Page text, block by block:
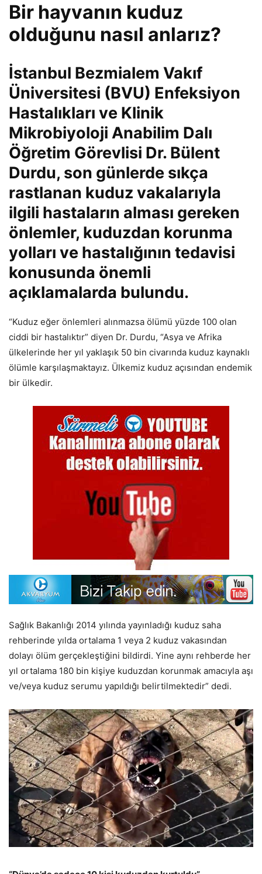
Bir hayvanın kuduz
olduğunu nasıl anlarız?
İstanbul Bezmialem Vakıf
Üniversitesi (BVU) Enfeksiyon
Hastalıkları ve Klinik
Mikrobiyoloji Anabilim Dalı
Öğretim Görevlisi Dr. Bülent
Durdu, son günlerde sıkça
rastlanan kuduz vakalarıyla
ilgili hastaların alması gereken
önlemler, kuduzdan korunma
yolları ve hastalığının tedavisi
konusunda önemli
açıklamalarda bulundu.
“Kuduz eğer önlemleri alınmazsa ölümü yüzde 100 olan
ciddi bir hastalıktır” diyen Dr. Durdu, “Asya ve Afrika
ülkelerinde her yıl yaklaşık 50 bin civarında kuduz kaynaklı
ölümle karşılaşmaktayız. Ülkemiz kuduz açısından endemik
bir ülkedir.
Sağlık Bakanlığı 2014 yılında yayınladığı kuduz saha
rehberinde yılda ortalama 1 veya 2 kuduz vakasından
dolayı ölüm gerçekleştiğini bildirdi. Yine aynı rehberde her
yıl ortalama 180 bin kişiye kuduzdan korunmak amacıyla aşı
ve/veya kuduz serumu yapıldığı belirtilmektedir” dedi.